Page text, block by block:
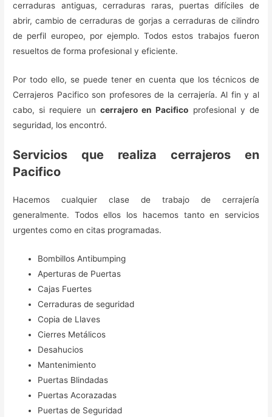
cerraduras antiguas, cerraduras raras, puertas difíciles de
abrir, cambio de cerraduras de gorjas a cerraduras de cilindro
de perfil europeo, por ejemplo. Todos estos trabajos fueron
resueltos de forma profesional y eficiente.
Por todo ello, se puede tener en cuenta que los técnicos de
Cerrajeros Pacifico son profesores de la cerrajería. Al fin y al
cabo, si requiere un cerrajero en Pacifico profesional y de
seguridad, los encontró.
Servicios que realiza cerrajeros en
Pacifico
Hacemos cualquier clase de trabajo de cerrajería
generalmente. Todos ellos los hacemos tanto en servicios
urgentes como en citas programadas.
Bombillos Antibumping
Aperturas de Puertas
Cajas Fuertes
Cerraduras de seguridad
Copia de Llaves
Cierres Metálicos
Desahucios
Mantenimiento
Puertas Blindadas
Puertas Acorazadas
Puertas de Seguridad